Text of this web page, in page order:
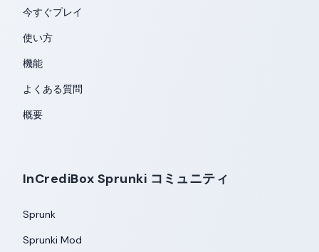
今すぐプレイ
使い方
機能
よくある質問
概要
InCrediBox Sprunki コミュニティ
Sprunk
Sprunki Mod